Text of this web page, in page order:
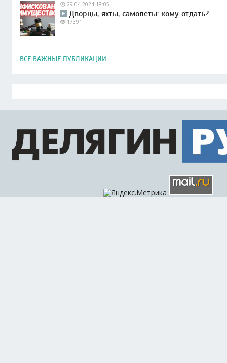
29.04.2024 18:05
Дворцы, яхты, самолеты: кому отдать?
17391
ВСЕ ВАЖНЫЕ ПУБЛИКАЦИИ